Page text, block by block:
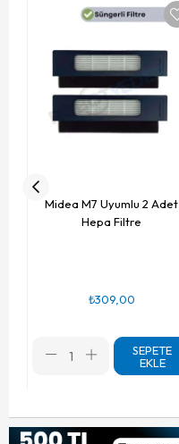
Midea M7 Uyumlu 2 Adet
Hepa Filtre
₺309,00
SEPETE
EKLE